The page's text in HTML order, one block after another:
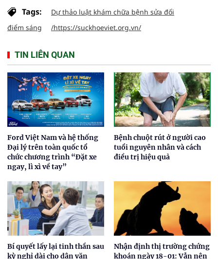
Tags:
Dự thảo luật khám chữa bệnh sửa đổi
điểm sáng
/https://suckhoeviet.org.vn/
TIN LIÊN QUAN
Ford Việt Nam và hệ thống
Đại lý trên toàn quốc tổ
chức chương trình “Đặt xe
ngay, lì xì về tay”
Bệnh chuột rút ở người cao
tuổi nguyên nhân và cách
điều trị hiệu quả
Bí quyết lấy lại tinh thần sau
kỳ nghỉ dài cho dân văn
Nhận định thị trường chứng
khoán ngày 18-01: Vẫn nên